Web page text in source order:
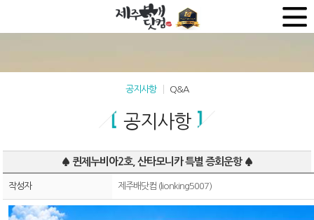
공지사항 Q&A
공지사항
♠ 퀸제누비아2호, 산타모니카 특별 증회운항 ♠
작성자 제주배닷컴 (lionking5007)